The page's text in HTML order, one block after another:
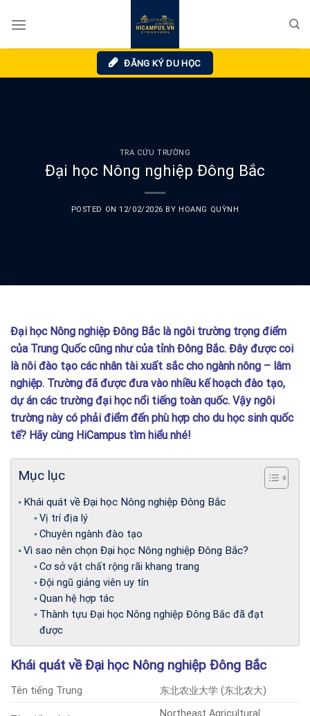
ĐĂNG KÝ DU HỌC
TRA CỨU TRƯỜNG
Đại học Nông nghiệp Đông Bắc
POSTED ON12/02/2026 BY HOANG QUỲNH
Đại học Nông nghiệp Đông Bắc là ngôi trường trọng điểm
của Trung Quốc cũng như của tỉnh Đông Bắc. Đây được coi
là nôi đào tạo các nhân tài xuất sắc cho ngành nông – lâm
nghiệp. Trường đã được đưa vào nhiều kế hoạch đào tạo,
dự án các trường đại học nổi tiếng toàn quốc. Vậy ngôi
trường này có phải điểm đến phù hợp cho du học sinh quốc
tế? Hãy cùng HiCampus tìm hiểu nhé!
Mục lục
Khái quát về Đại học Nông nghiệp Đông Bắc
Vị trí địa lý
Chuyên ngành đào tạo
Vì sao nên chọn Đại học Nông nghiệp Đông Bắc?
Cơ sở vật chất rộng rãi khang trang
Đội ngũ giảng viên uy tín
Quan hệ hợp tác
Thành tựu Đại học Nông nghiệp Đông Bắc đã đạt
được
Khái quát về Đại học Nông nghiệp Đông Bắc
Tên tiếng Trung 东北农业大学 (东北农大)